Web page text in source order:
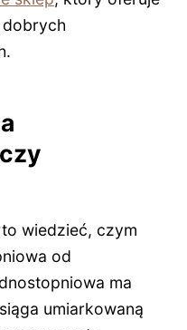
wiedzieć, czym
od
ma
umiarkowaną